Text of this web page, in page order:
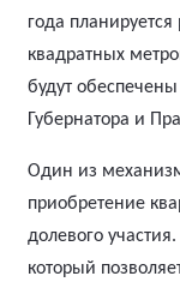
года
квадратных
будут
Губернатора и
Один из
приобретение
долевого
который